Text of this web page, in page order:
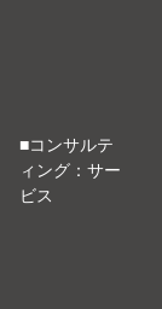
■コンサルテ
ィング：サー
ビス